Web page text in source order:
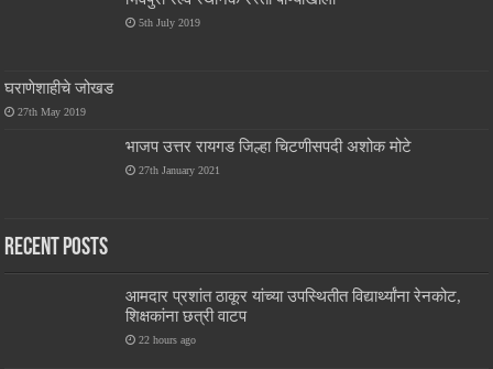
5th July 2019
घराणेशाहीचे जोखड
27th May 2019
भाजप उत्तर रायगड जिल्हा चिटणीसपदी अशोक मोटे
27th January 2021
Recent Posts
आमदार प्रशांत ठाकूर यांच्या उपस्थितीत विद्यार्थ्यांना रेनकोट,
शिक्षकांना छत्री वाटप
22 hours ago